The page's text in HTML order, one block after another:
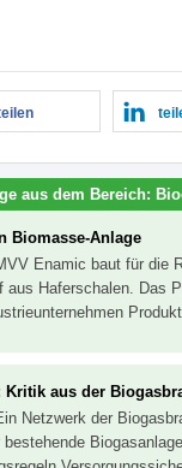
aus dem Bereich:
Biomasse-Anlage
Enamic baut für die
aus Haferschalen. Das
Kritik aus der
Netzwerk der
bestehende